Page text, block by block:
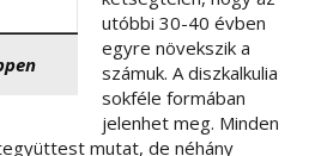
utóbbi 30-40 évben
egyre növekszik a
számuk. A diszkalkulia
sokféle formában
jelenhet meg. Minden
mutat, de néhány